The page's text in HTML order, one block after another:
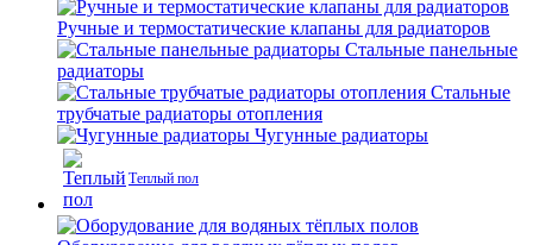
Ручные и термостатические клапаны для радиаторов
Стальные панельные
радиаторы
Стальные
трубчатые радиаторы отопления
Чугунные радиаторы
Теплый пол